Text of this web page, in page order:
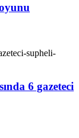
6 gazeteci